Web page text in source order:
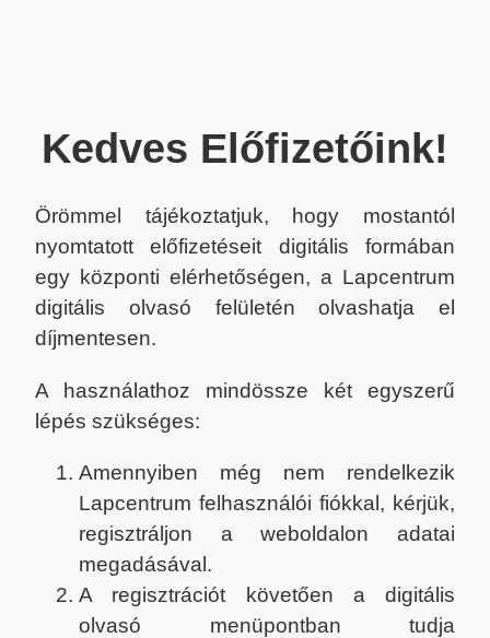
Kedves Előfizetőink!
Örömmel tájékoztatjuk, hogy mostantól
nyomtatott előfizetéseit digitális formában
egy központi elérhetőségen, a Lapcentrum
digitális olvasó felületén olvashatja el
díjmentesen.
A használathoz mindössze két egyszerű
lépés szükséges:
Amennyiben még nem rendelkezik
Lapcentrum felhasználói fiókkal, kérjük,
regisztráljon a weboldalon adatai
megadásával.
A regisztrációt követően a digitális
olvasó menüpontban tudja